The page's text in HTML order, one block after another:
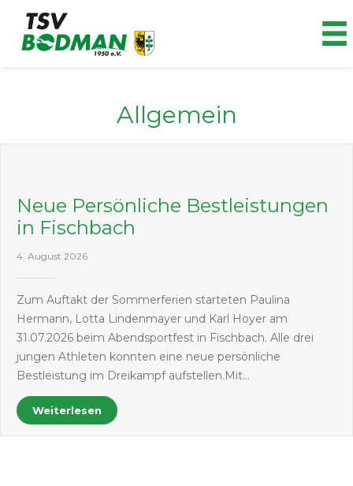
Inhalt
springen
Allgemein
Neue Persönliche Bestleistungen
in Fischbach
4. August 2026
Zum Auftakt der Sommerferien starteten Paulina
Hermann, Lotta Lindenmayer und Karl Hoyer am
31.07.2026 beim Abendsportfest in Fischbach. Alle drei
jungen Athleten konnten eine neue persönliche
Bestleistung im Dreikampf aufstellen.Mit…
Weiterlesen